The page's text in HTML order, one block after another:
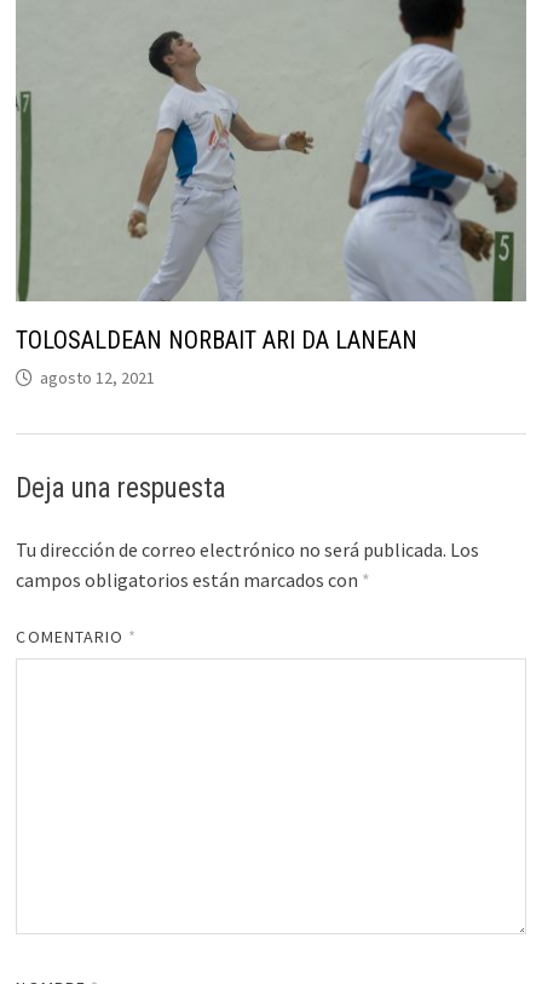
TOLOSALDEAN NORBAIT ARI DA LANEAN
agosto 12, 2021
Deja una respuesta
Tu dirección de correo electrónico no será publicada. Los
campos obligatorios están marcados con *
COMENTARIO *